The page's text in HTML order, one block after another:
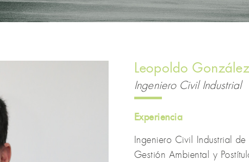
Leopoldo
Ingeniero Civil Industrial
Experiencia
Ingeniero Civil Industrial
Gestión Ambiental y